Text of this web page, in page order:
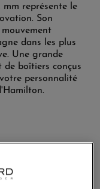
représente le
Son
dans les plus
Une grande
de boîtiers conçus
personnalité